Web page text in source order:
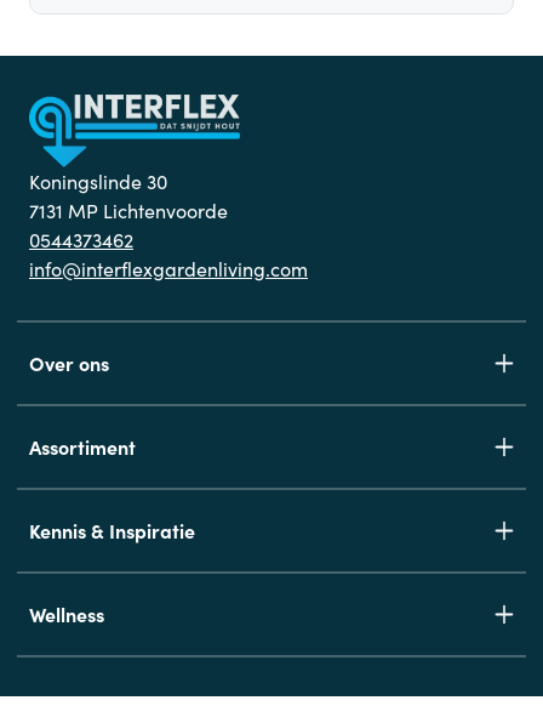
Koningslinde 30
7131 MP Lichtenvoorde
0544373462
info@interflexgardenliving.com
Over ons
Assortiment
Kennis & Inspiratie
Wellness